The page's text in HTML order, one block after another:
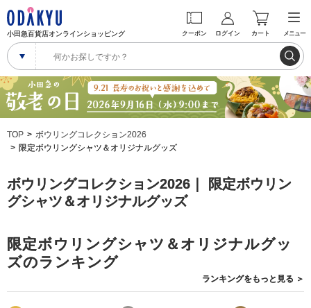
小田急百貨店オンラインショッピング クーポン ログイン カート メニュー
TOP
ボウリングコレクション2026
限定ボウリングシャツ＆オリジナルグッズ
ボウリングコレクション2026｜ 限定ボウリン
グシャツ＆オリジナルグッズ
限定ボウリングシャツ＆オリジナルグッ
ズのランキング
ランキングをもっと見る ＞